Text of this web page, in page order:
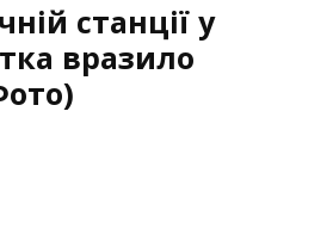
станції у
вразило